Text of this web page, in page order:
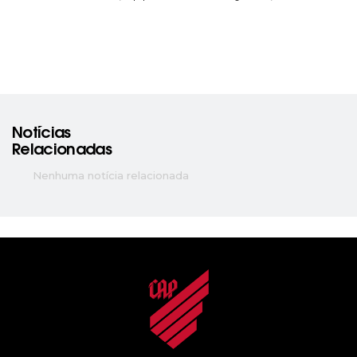
Notícias
Relacionadas
Nenhuma notícia relacionada